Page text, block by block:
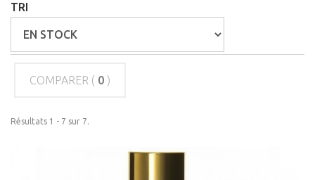
TRI
COMPARER ( 0 )
Résultats 1 - 7 sur 7.